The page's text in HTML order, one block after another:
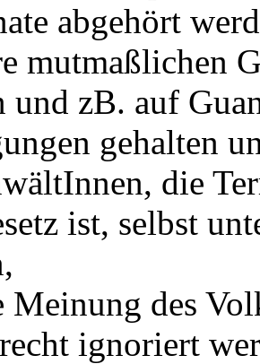
abgehört
mutmaßlichen
und zB. auf
gehalten
die
ist, selbst
Meinung des
ignoriert